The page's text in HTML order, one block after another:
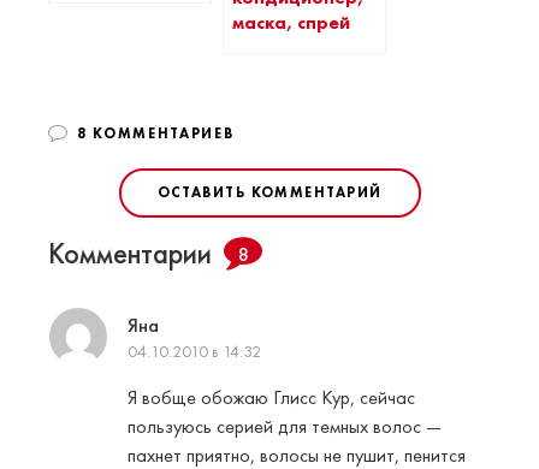
маска, спрей
8 КОММЕНТАРИЕВ
ОСТАВИТЬ КОММЕНТАРИЙ
Комментарии 8
Яна
04.10.2010 в 14:32
Я вобще обожаю Глисс Кур, сейчас
пользуюсь серией для темных волос —
пахнет приятно, волосы не пушит, пенится